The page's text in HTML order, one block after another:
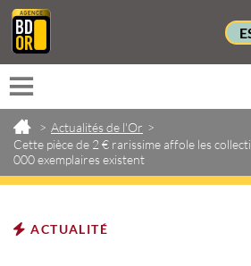
> Actualités de l'Or >
Cette pièce de 2 € rarissime affole les
000 exemplaires existent
ACTUALITÉ